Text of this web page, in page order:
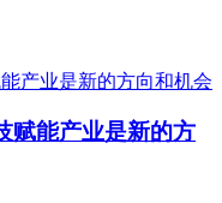
赋能产业是新的方